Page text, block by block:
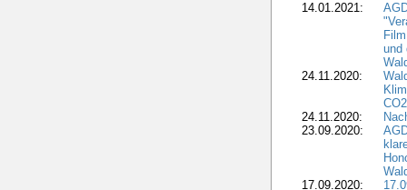
14.01.2021:
und
24.11.2020:
24.11.2020:
23.09.2020:
17.09.2020: